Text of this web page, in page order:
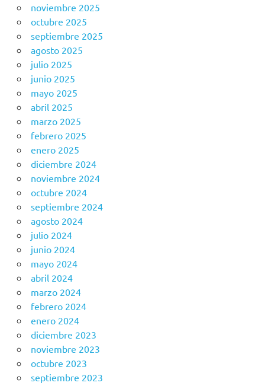
noviembre 2025
octubre 2025
septiembre 2025
agosto 2025
julio 2025
junio 2025
mayo 2025
abril 2025
marzo 2025
febrero 2025
enero 2025
diciembre 2024
noviembre 2024
octubre 2024
septiembre 2024
agosto 2024
julio 2024
junio 2024
mayo 2024
abril 2024
marzo 2024
febrero 2024
enero 2024
diciembre 2023
noviembre 2023
octubre 2023
septiembre 2023